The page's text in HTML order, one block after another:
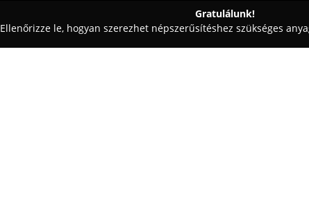
Gratulálunk!
Ellenőrizze le, hogyan szerezhet népszerűsítéshez szükséges